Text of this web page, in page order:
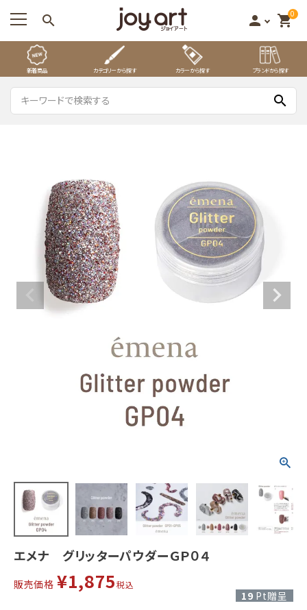
search person 0
shopping_cart
新着商品 カテゴリーから探す カラーから探す ブランドから探す
search
エメナ グリッターパウダーＧＰ０４
販売価格 ¥1,875税込
19 Pt贈呈